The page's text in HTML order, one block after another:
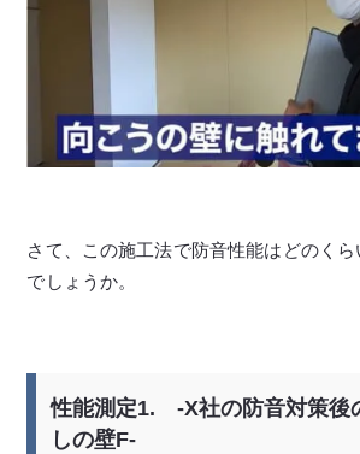
さて、この施工法で防音性能はどのく
でしょうか。
性能測定1. -X社の防音対策後
しの壁F-